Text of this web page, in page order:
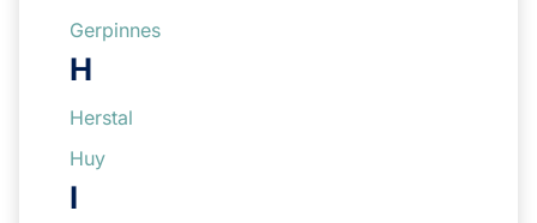
Gerpinnes
H
Herstal
Huy
I